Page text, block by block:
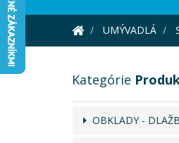
UMÝVADLÁ
Kategórie
OBKLADY -